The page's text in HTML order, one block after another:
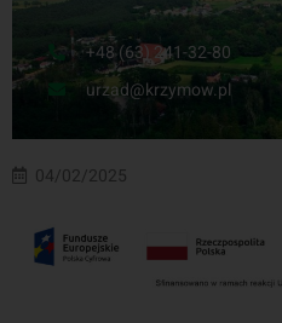
+48 (63) 241-32-80
urzad@krzymow.pl
04/02/2025